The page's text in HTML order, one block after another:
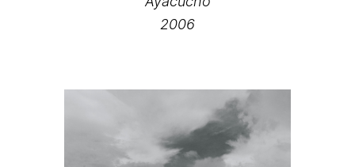
2006